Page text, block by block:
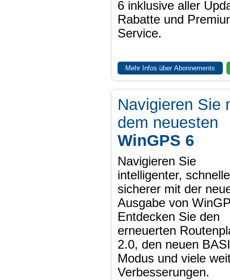
6 inklusive aller
Rabatte und
Service.
Mehr Infos über Abonnements
Navigieren Sie
dem neuesten
WinGPS 6
Navigieren Sie
intelligenter,
sicherer mit der
Ausgabe von
Entdecken Sie den
erneuerten
2.0, den neuen
Modus und viele
Verbesserungen.